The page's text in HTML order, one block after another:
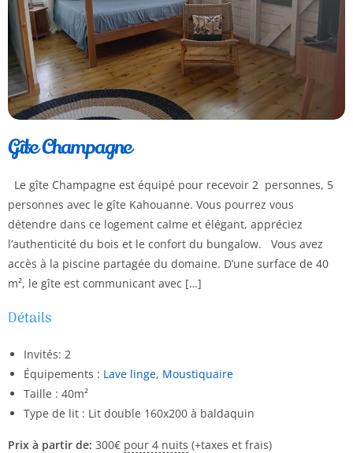
Gîte Champagne
Le gîte Champagne est équipé pour recevoir 2 personnes, 5
personnes avec le gîte Kahouanne. Vous pourrez vous
détendre dans ce logement calme et élégant, appréciez
l’authenticité du bois et le confort du bungalow. Vous avez
accès à la piscine partagée du domaine. D’une surface de 40
m², le gîte est communicant avec […]
Détails
Invités: 2
Équipements : Lave linge, Moustiquaire
Taille : 40m²
Type de lit : Lit double 160x200 à baldaquin
Prix à partir de: 300€ pour 4 nuits (+taxes et frais)